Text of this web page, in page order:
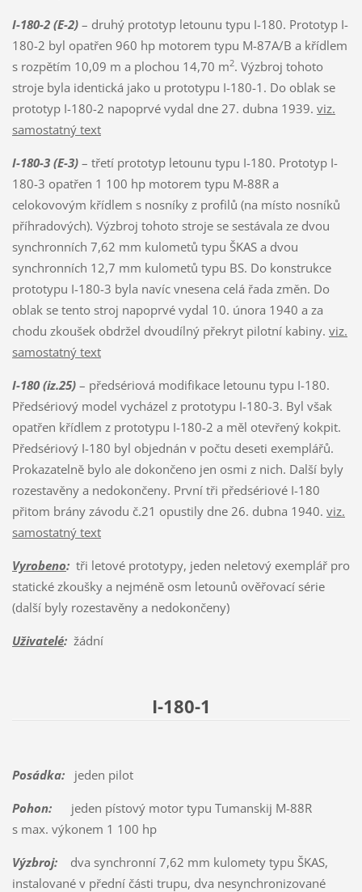
I-180-2 (E-2)– druhý prototyp letounu typu I-180. Prototyp I-
180-2 byl opatřen 960 hp motorem typu M-87A/B a křídlem
s rozpětím 10,09 m a plochou 14,70 m2. Výzbroj tohoto
stroje byla identická jako u prototypu I-180-1. Do oblak se
prototyp I-180-2 napoprvé vydal dne 27. dubna 1939. viz.
samostatný text
I-180-3 (E-3)– třetí prototyp letounu typu I-180. Prototyp I-
180-3 opatřen 1 100 hp motorem typu M-88R a
celokovovým křídlem s nosníky z profilů (na místo nosníků
příhradových). Výzbroj tohoto stroje se sestávala ze dvou
synchronních 7,62 mm kulometů typu ŠKAS a dvou
synchronních 12,7 mm kulometů typu BS. Do konstrukce
prototypu I-180-3 byla navíc vnesena celá řada změn. Do
oblak se tento stroj napoprvé vydal 10. února 1940 a za
chodu zkoušek obdržel dvoudílný překryt pilotní kabiny. viz.
samostatný text
I-180 (iz.25)– předsériová modifikace letounu typu I-180.
Předsériový model vycházel z prototypu I-180-3. Byl však
opatřen křídlem z prototypu I-180-2 a měl otevřený kokpit.
Předsériový I-180 byl objednán v počtu deseti exemplářů.
Prokazatelně bylo ale dokončeno jen osmi z nich. Další byly
rozestavěny a nedokončeny. První tři předsériové I-180
přitom brány závodu č.21 opustily dne 26. dubna 1940. viz.
samostatný text
Vyrobeno:tři letové prototypy, jeden neletový exemplář pro
statické zkoušky a nejméně osm letounů ověřovací série
(další byly rozestavěny a nedokončeny)
Uživatelé:žádní
I-180-1
Posádka:jeden pilot
Pohon:jeden pístový motor typu Tumanskij M-88R
s max. výkonem 1 100 hp
Výzbroj:dva synchronní 7,62 mm kulomety typu ŠKAS,
instalované v přední části trupu, dva nesynchronizované